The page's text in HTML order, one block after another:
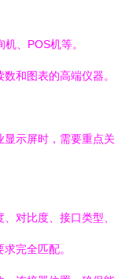
、POS机等。
和图表的高端仪器。
示屏时，需要重点关
对比度、接口类型、
完全匹配。